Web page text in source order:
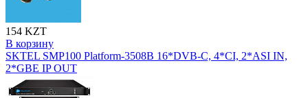
154 KZT
В корзину
SKTEL SMP100 Platform-3508B 16*DVB-C, 4*CI, 2*ASI IN,
2*GBE IP OUT